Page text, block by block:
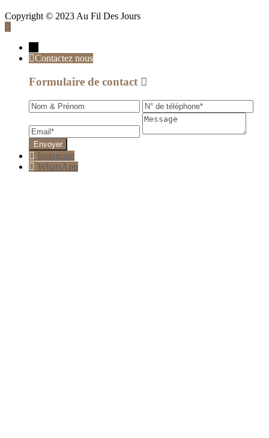
Copyright © 2023 Au Fil Des Jours
Contactez nous
Formulaire de contact
Instagram
WhatsApp